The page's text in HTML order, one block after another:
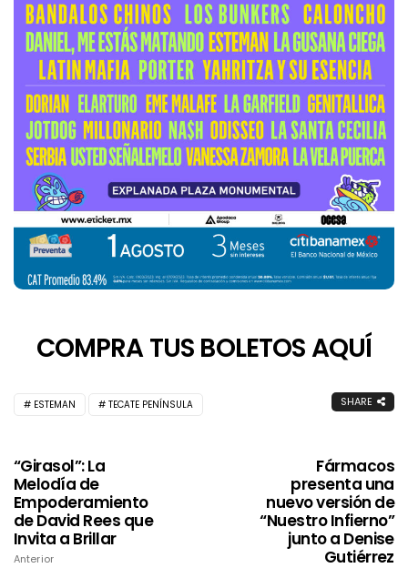
COMPRA TUS BOLETOS AQUÍ
ESTEMAN TECATE PENÍNSULA SHARE
“Girasol”: La
Melodía de
Empoderamiento
de David Rees que
Invita a Brillar
Anterior
Fármacos
presenta una
nuevo versión de
“Nuestro Infierno”
junto a Denise
Gutiérrez